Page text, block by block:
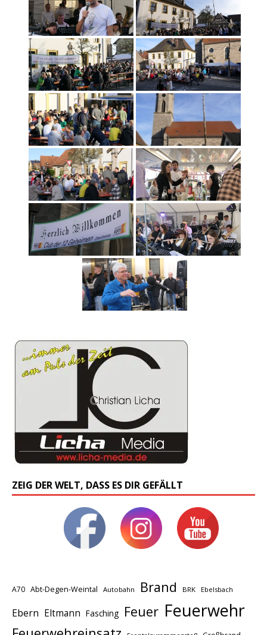
ZEIG DER WELT, DASS ES DIR GEFÄLLT
A70 Abt-Degen-Weintal Autobahn Brand BRK Ebelsbach
Ebern Eltmann Fasching Feuer Feuerwehr